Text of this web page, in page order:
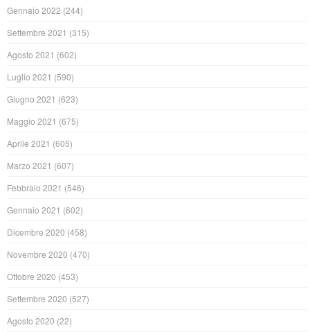
Gennaio 2022 (244)
Settembre 2021 (315)
Agosto 2021 (602)
Luglio 2021 (590)
Giugno 2021 (623)
Maggio 2021 (675)
Aprile 2021 (605)
Marzo 2021 (607)
Febbraio 2021 (546)
Gennaio 2021 (602)
Dicembre 2020 (458)
Novembre 2020 (470)
Ottobre 2020 (453)
Settembre 2020 (527)
Agosto 2020 (22)